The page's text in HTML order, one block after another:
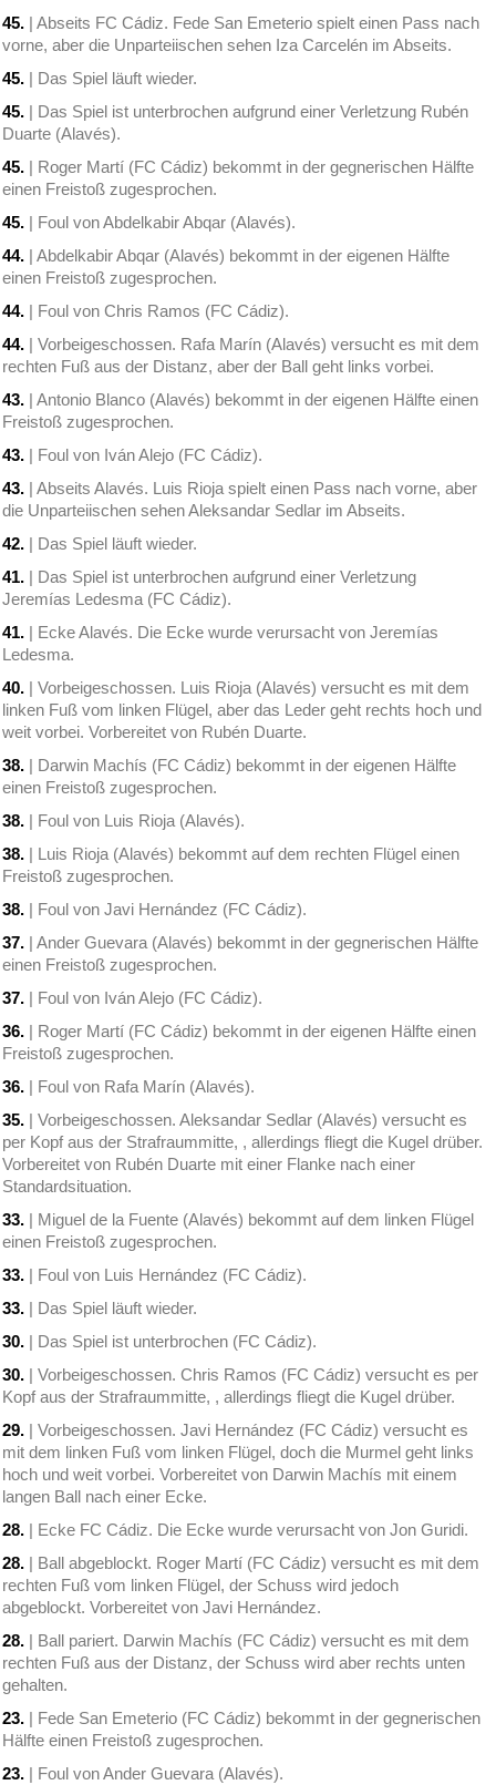
45. | Abseits FC Cádiz. Fede San Emeterio spielt einen Pass nach
vorne, aber die Unparteiischen sehen Iza Carcelén im Abseits.
45. | Das Spiel läuft wieder.
45. | Das Spiel ist unterbrochen aufgrund einer Verletzung Rubén
Duarte (Alavés).
45. | Roger Martí (FC Cádiz) bekommt in der gegnerischen Hälfte
einen Freistoß zugesprochen.
45. | Foul von Abdelkabir Abqar (Alavés).
44. | Abdelkabir Abqar (Alavés) bekommt in der eigenen Hälfte
einen Freistoß zugesprochen.
44. | Foul von Chris Ramos (FC Cádiz).
44. | Vorbeigeschossen. Rafa Marín (Alavés) versucht es mit dem
rechten Fuß aus der Distanz, aber der Ball geht links vorbei.
43. | Antonio Blanco (Alavés) bekommt in der eigenen Hälfte einen
Freistoß zugesprochen.
43. | Foul von Iván Alejo (FC Cádiz).
43. | Abseits Alavés. Luis Rioja spielt einen Pass nach vorne, aber
die Unparteiischen sehen Aleksandar Sedlar im Abseits.
42. | Das Spiel läuft wieder.
41. | Das Spiel ist unterbrochen aufgrund einer Verletzung
Jeremías Ledesma (FC Cádiz).
41. | Ecke Alavés. Die Ecke wurde verursacht von Jeremías
Ledesma.
40. | Vorbeigeschossen. Luis Rioja (Alavés) versucht es mit dem
linken Fuß vom linken Flügel, aber das Leder geht rechts hoch und
weit vorbei. Vorbereitet von Rubén Duarte.
38. | Darwin Machís (FC Cádiz) bekommt in der eigenen Hälfte
einen Freistoß zugesprochen.
38. | Foul von Luis Rioja (Alavés).
38. | Luis Rioja (Alavés) bekommt auf dem rechten Flügel einen
Freistoß zugesprochen.
38. | Foul von Javi Hernández (FC Cádiz).
37. | Ander Guevara (Alavés) bekommt in der gegnerischen Hälfte
einen Freistoß zugesprochen.
37. | Foul von Iván Alejo (FC Cádiz).
36. | Roger Martí (FC Cádiz) bekommt in der eigenen Hälfte einen
Freistoß zugesprochen.
36. | Foul von Rafa Marín (Alavés).
35. | Vorbeigeschossen. Aleksandar Sedlar (Alavés) versucht es
per Kopf aus der Strafraummitte, , allerdings fliegt die Kugel drüber.
Vorbereitet von Rubén Duarte mit einer Flanke nach einer
Standardsituation.
33. | Miguel de la Fuente (Alavés) bekommt auf dem linken Flügel
einen Freistoß zugesprochen.
33. | Foul von Luis Hernández (FC Cádiz).
33. | Das Spiel läuft wieder.
30. | Das Spiel ist unterbrochen (FC Cádiz).
30. | Vorbeigeschossen. Chris Ramos (FC Cádiz) versucht es per
Kopf aus der Strafraummitte, , allerdings fliegt die Kugel drüber.
29. | Vorbeigeschossen. Javi Hernández (FC Cádiz) versucht es
mit dem linken Fuß vom linken Flügel, doch die Murmel geht links
hoch und weit vorbei. Vorbereitet von Darwin Machís mit einem
langen Ball nach einer Ecke.
28. | Ecke FC Cádiz. Die Ecke wurde verursacht von Jon Guridi.
28. | Ball abgeblockt. Roger Martí (FC Cádiz) versucht es mit dem
rechten Fuß vom linken Flügel, der Schuss wird jedoch
abgeblockt. Vorbereitet von Javi Hernández.
28. | Ball pariert. Darwin Machís (FC Cádiz) versucht es mit dem
rechten Fuß aus der Distanz, der Schuss wird aber rechts unten
gehalten.
23. | Fede San Emeterio (FC Cádiz) bekommt in der gegnerischen
Hälfte einen Freistoß zugesprochen.
23. | Foul von Ander Guevara (Alavés).